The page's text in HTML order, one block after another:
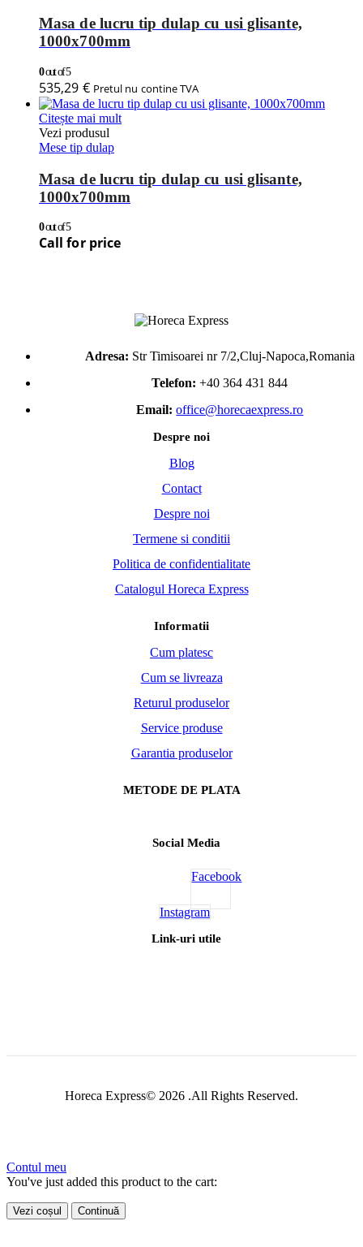
Masa de lucru tip dulap cu usi glisante,
1000x700mm
0out of 5
535,29 € Pretul nu contine TVA
Citește mai mult
Vezi produsul
Mese tip dulap
Masa de lucru tip dulap cu usi glisante,
1000x700mm
0out of 5
Call for price
Adresa: Str Timisoarei nr 7/2,Cluj-Napoca,Romania
Telefon: +40 364 431 844
Email: office@horecaexpress.ro
Despre noi
Blog
Contact
Despre noi
Termene si conditii
Politica de confidentialitate
Catalogul Horeca Express
Informatii
Cum platesc
Cum se livreaza
Returul produselor
Service produse
Garantia produselor
METODE DE PLATA
Social Media
Facebook
Instagram
Link-uri utile
Vezi coșul Continuă